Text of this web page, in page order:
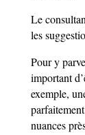
Le
les
Pour y
important
exemple,
nuances